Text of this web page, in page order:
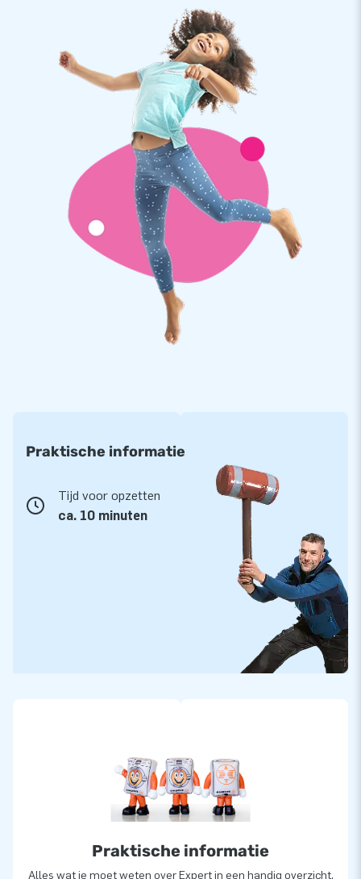
Praktische informatie
Tijd voor opzetten
ca. 10 minuten
Praktische informatie
Alles wat je moet weten over Expert in een handig overzicht.